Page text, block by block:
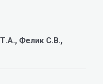
Фелик С.В.,